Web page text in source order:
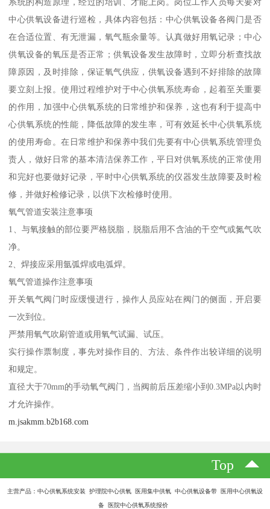
中心供氧设备进行巡检，具体内容包括：中心供氧设备各阀门是否
在合适位置、有无泄漏，氧气瓶余量等。认真做好用氧记录；中心
供氧设备的氧压是否正常；供氧设备发生故障时，立即分析查找故
障原因，及时排除，保证氧气供应，供氧设备遇到不好排除的故障
要立刻上报。使用过程维护对于中心供氧系统寿命，起着至关重要
的作用，加强中心供氧系统的日常维护和保养，这也有利于提高中
心供氧系统的性能，降低故障的发生率，可有效延长中心供氧系统
的使用寿命。在日常维护和保养中我们先要有中心供氧系统管理负
责人，做好日常的基本清洁保养工作，平日对供氧系统的正常使用
和完好也要做好记录，平时中心供氧系统的仪器发生故障要及时检
修，并做好检修记录，以供下次检修时使用。
氧气管道安装注意事项
1、与氧接触的部位要严格脱脂，脱脂后用不含油的干空气或氮气吹
净。
2、焊接应采用氩弧焊或电弧焊。
氧气管道操作注意事项
开关氧气阀门时应缓慢进行，操作人员应站在阀门的侧面，开启要
一次到位。
严禁用氧气吹刷管道或用氧气试漏、试压。
实行操作票制度，事先对操作目的、方法、条件作出较详细的说明
和规定。
直径大于70mm的手动氧气阀门，当阀前后压差缩小到0.3MPa以内时
才允许操作。
m.jsakmm.b2b168.com
Top
主营产品：中心供氧系统安装 护理院中心供氧 医用集中供氧 中心供氧设备带 医用中心供氧设
备 医院中心供氧系统报价